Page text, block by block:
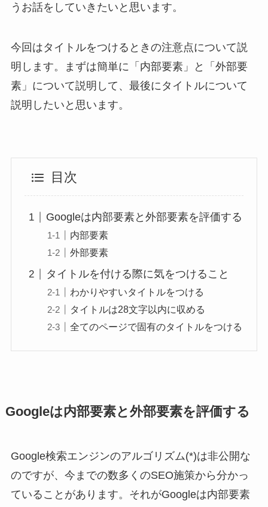
うお話をしていきたいと思います。
今回はタイトルをつけるときの注意点について説
明します。まずは簡単に「内部要素」と「外部要
素」について説明して、最後にタイトルについて
説明したいと思います。
目次
Googleは内部要素と外部要素を評価する
内部要素
外部要素
タイトルを付ける際に気をつけること
わかりやすいタイトルをつける
タイトルは28文字以内に収める
全てのページで固有のタイトルをつける
Googleは内部要素と外部要素を評価する
Google検索エンジンのアルゴリズム(*)は非公開な
のですが、今までの数多くのSEO施策から分かっ
ていることがあります。それがGoogleは内部要素